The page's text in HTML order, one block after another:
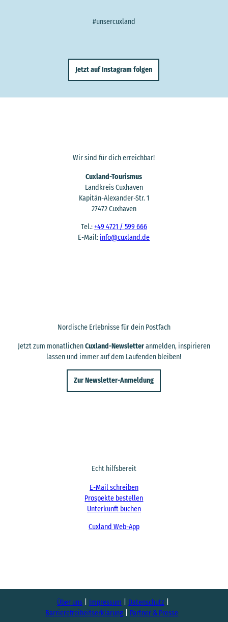
#unsercuxland
Jetzt auf Instagram folgen
Wir sind für dich erreichbar!
Cuxland-Tourismus
Landkreis Cuxhaven
Kapitän-Alexander-Str. 1
27472 Cuxhaven
Tel.:+49 4721 / 599 666
E-Mail: info@cuxland.de
Nordische Erlebnisse für dein Postfach
Jetzt zum monatlichenCuxland-Newsletteranmelden, inspirieren
lassen und immer auf dem Laufenden bleiben!
Zur Newsletter-Anmeldung
Echt hilfsbereit
E-Mail schreiben
Prospekte bestellen
Unterkunft buchen
Cuxland Web-App
b
o
k
a
r
m
Über uns Impressum
Datenschutz
Barrierefreiheitserklärung
Partner & Presse